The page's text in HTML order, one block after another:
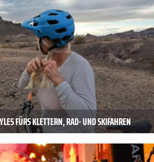
FÜRS KLETTERN, RAD- UND SKIFAHREN